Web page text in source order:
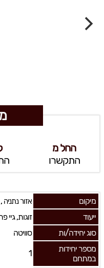
החל מ
התקשרו
מיקום אזור נתניה,
ייעוד
זוגות, גיי
סוג יחידה/ות
סוויטה
מספר יחידות
במתחם
1